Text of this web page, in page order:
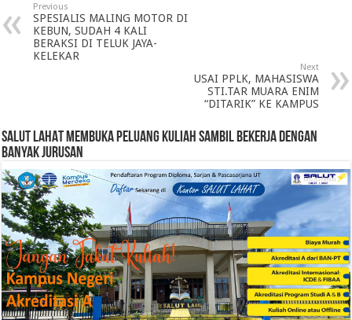
Previous
SPESIALIS MALING MOTOR DI
KEBUN, SUDAH 4 KALI
BERAKSI DI TELUK JAYA-
KELEKAR
Next
USAI PPLK, MAHASISWA
STI.TAR MUARA ENIM
“DITARIK” KE KAMPUS
SALUT LAHAT MEMBUKA PELUANG KULIAH SAMBIL BEKERJA DENGAN
BANYAK JURUSAN